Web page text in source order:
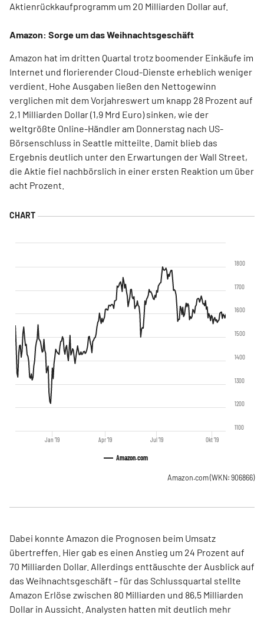
Aktienrückkaufprogramm um 20 Milliarden Dollar auf.
Amazon: Sorge um das Weihnachtsgeschäft
Amazon hat im dritten Quartal trotz boomender Einkäufe im
Internet und florierender Cloud-Dienste erheblich weniger
verdient. Hohe Ausgaben ließen den Nettogewinn
verglichen mit dem Vorjahreswert um knapp 28 Prozent auf
2,1 Milliarden Dollar (1,9 Mrd Euro) sinken, wie der
weltgrößte Online-Händler am Donnerstag nach US-
Börsenschluss in Seattle mitteilte. Damit blieb das
Ergebnis deutlich unter den Erwartungen der Wall Street,
die Aktie fiel nachbörslich in einer ersten Reaktion um über
acht Prozent.
Amazon.com
Jan '19 Jul '19
Apr '19 Okt '19
1100
1200
1300
1400
1500
1600
1700
1800
Amazon.com(WKN: 906866)
Dabei konnte Amazon die Prognosen beim Umsatz
übertreffen. Hier gab es einen Anstieg um 24 Prozent auf
70 Milliarden Dollar. Allerdings enttäuschte der Ausblick auf
das Weihnachtsgeschäft – für das Schlussquartal stellte
Amazon Erlöse zwischen 80 Milliarden und 86,5 Milliarden
Dollar in Aussicht. Analysten hatten mit deutlich mehr